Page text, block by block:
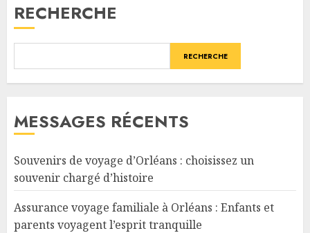
RECHERCHE
RECHERCHE
MESSAGES RÉCENTS
Souvenirs de voyage d’Orléans : choisissez un
souvenir chargé d’histoire
Assurance voyage familiale à Orléans : Enfants et
parents voyagent l’esprit tranquille